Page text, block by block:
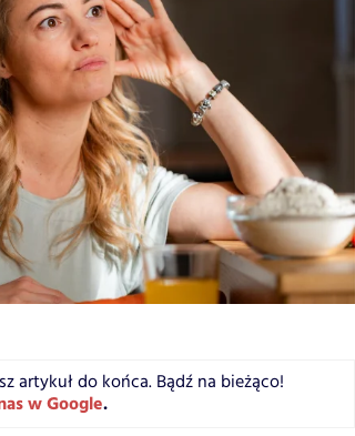
artykuł do końca. Bądź na bieżąco!
w Google.